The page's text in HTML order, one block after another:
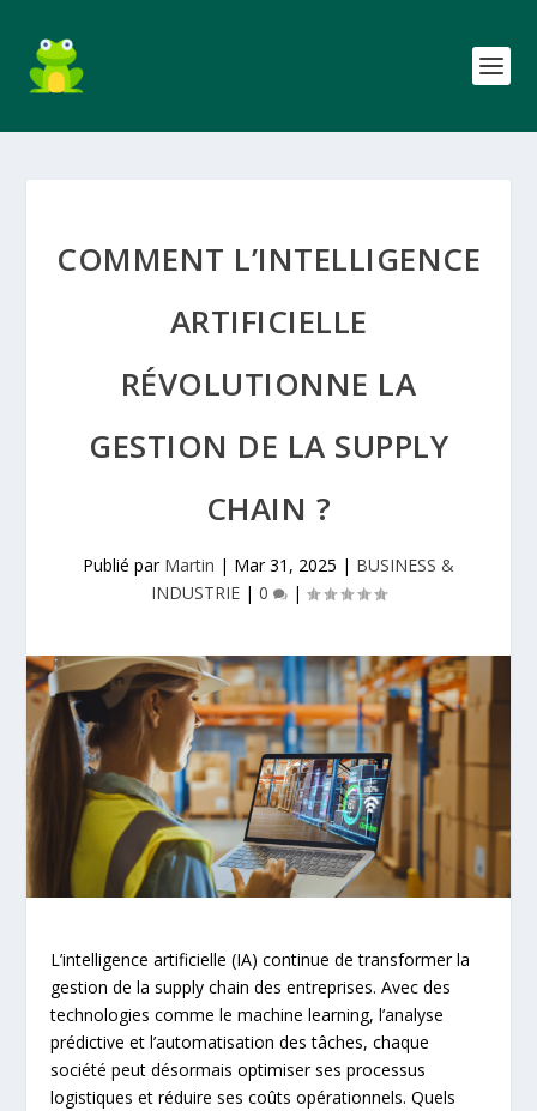
COMMENT L’INTELLIGENCE
ARTIFICIELLE
RÉVOLUTIONNE LA
GESTION DE LA SUPPLY
CHAIN ?
Publié par Martin | Mar 31, 2025 | BUSINESS &
INDUSTRIE | 0 |
L’intelligence artificielle (IA) continue de transformer la
gestion de la supply chain des entreprises. Avec des
technologies comme le machine learning, l’analyse
prédictive et l’automatisation des tâches, chaque
société peut désormais optimiser ses processus
logistiques et réduire ses coûts opérationnels. Quels